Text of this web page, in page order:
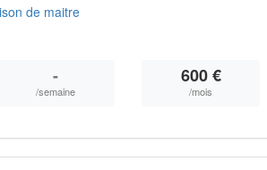
de maitre
-
/semaine
600 €
/mois